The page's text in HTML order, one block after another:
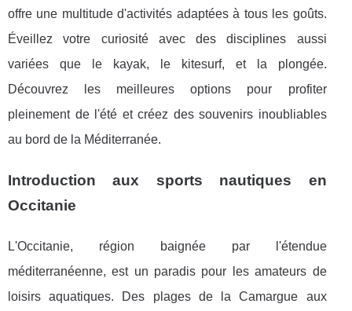
offre une multitude d'activités adaptées à tous les goûts.
Éveillez votre curiosité avec des disciplines aussi
variées que le kayak, le kitesurf, et la plongée.
Découvrez les meilleures options pour profiter
pleinement de l'été et créez des souvenirs inoubliables
au bord de la Méditerranée.
Introduction aux sports nautiques en
Occitanie
L'Occitanie, région baignée par l'étendue
méditerranéenne, est un paradis pour les amateurs de
loisirs aquatiques. Des plages de la Camargue aux